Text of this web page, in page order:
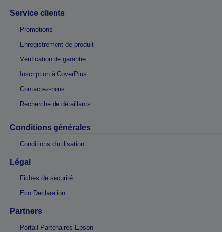
Service clients
Promotions
Enregistrement de produit
Vérification de garantie
Inscription à CoverPlus
Contactez-nous
Recherche de détaillants
Conditions générales
Conditions d’utilisation
Légal
Fiches de sécurité
Eco Declaration
Partners
Portail Partenaires Epson